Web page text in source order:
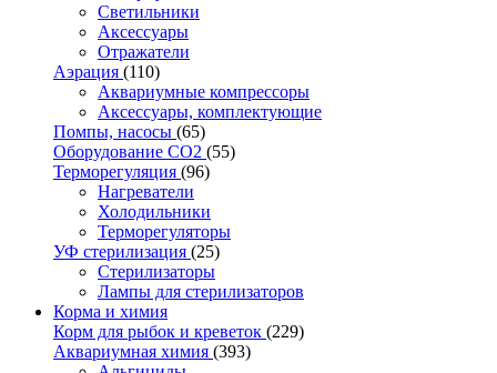
Светильники
Аксессуары
Отражатели
Аэрация (110)
Аквариумные компрессоры
Аксессуары, комплектующие
Помпы, насосы (65)
Оборудование CO2 (55)
Терморегуляция (96)
Нагреватели
Холодильники
Терморегуляторы
УФ стерилизация (25)
Стерилизаторы
Лампы для стерилизаторов
Корма и химия
Корм для рыбок и креветок (229)
Аквариумная химия (393)